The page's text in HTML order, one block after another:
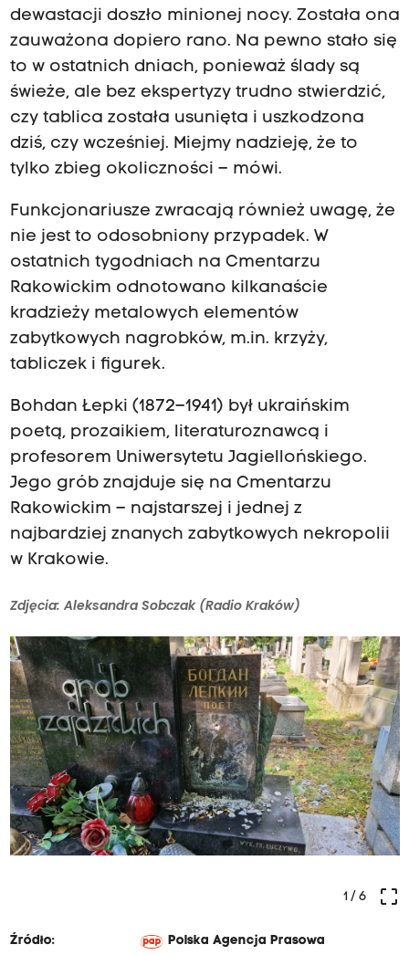
dewastacji doszło minionej nocy. Została ona
zauważona dopiero rano. Na pewno stało się
to w ostatnich dniach, ponieważ ślady są
świeże, ale bez ekspertyzy trudno stwierdzić,
czy tablica została usunięta i uszkodzona
dziś, czy wcześniej. Miejmy nadzieję, że to
tylko zbieg okoliczności – mówi.
Funkcjonariusze zwracają również uwagę, że
nie jest to odosobniony przypadek. W
ostatnich tygodniach na Cmentarzu
Rakowickim odnotowano kilkanaście
kradzieży metalowych elementów
zabytkowych nagrobków, m.in. krzyży,
tabliczek i figurek.
Bohdan Łepki (1872–1941) był ukraińskim
poetą, prozaikiem, literaturoznawcą i
profesorem Uniwersytetu Jagiellońskiego.
Jego grób znajduje się na Cmentarzu
Rakowickim – najstarszej i jednej z
najbardziej znanych zabytkowych nekropolii
w Krakowie.
Zdjęcia: Aleksandra Sobczak (Radio Kraków)
crop_free
1 / 6
Źródło:
Polska Agencja Prasowa